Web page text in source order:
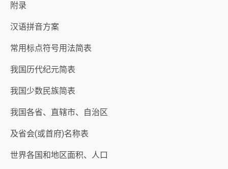
附录
汉语拼音方案
常用标点符号用法简表
我国历代纪元简表
我国少数民族简表
我国各省、直辖市、自治区
及省会(或首府)名称表
世界各国和地区面积、人口